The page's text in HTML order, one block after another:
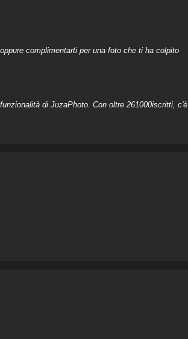
complimentarti per una foto che ti ha colpito
di JuzaPhoto. Con oltre 261000iscritti, c'è